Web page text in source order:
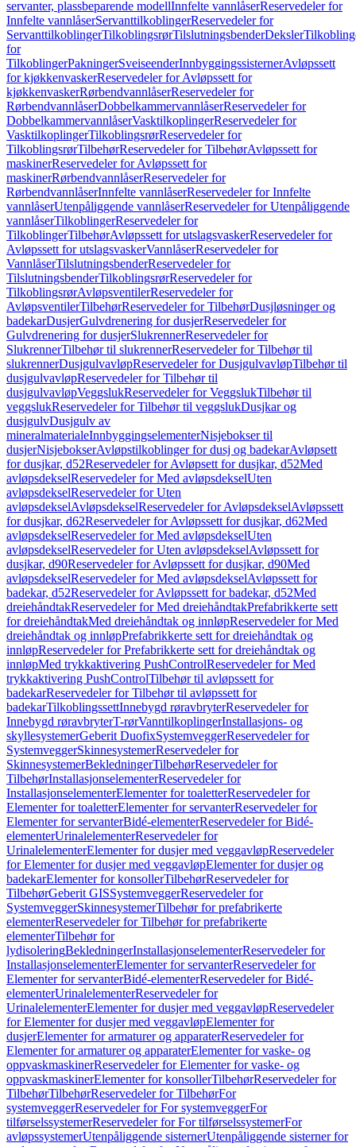
servanter, plassbeparende modellInnfelte vannlåserReservedeler for
Innfelte vannlåserServanttilkoblingerReservedeler for
ServanttilkoblingerTilkoblingsrørTilslutningsbenderDeksler
for
TilkoblingerPakningerSveiseenderInnbyggingssisternerAvløpssett
for kjøkkenvaskerReservedeler for Avløpssett for
kjøkkenvaskerRørbendvannlåserReservedeler for
RørbendvannlåserDobbelkammervannlåserReservedeler for
DobbelkammervannlåserVasktilkoplingerReservedeler for
VasktilkoplingerTilkoblingsrørReservedeler for
TilkoblingsrørTilbehørReservedeler for TilbehørAvløpssett for
maskinerReservedeler for Avløpssett for
maskinerRørbendvannlåserReservedeler for
RørbendvannlåserInnfelte vannlåserReservedeler for Innfelte
vannlåserUtenpåliggende vannlåserReservedeler for Utenpåliggende
vannlåserTilkoblingerReservedeler for
TilkoblingerTilbehørAvløpssett for utslagsvaskerReservedeler for
Avløpssett for utslagsvaskerVannlåserReservedeler for
VannlåserTilslutningsbenderReservedeler for
TilslutningsbenderTilkoblingsrørReservedeler for
TilkoblingsrørAvløpsventilerReservedeler for
AvløpsventilerTilbehørReservedeler for TilbehørDusjløsninger og
badekarDusjerGulvdrenering for dusjerReservedeler for
Gulvdrenering for dusjerSlukrennerReservedeler for
SlukrennerTilbehør til slukrennerReservedeler for Tilbehør til
slukrennerDusjgulvavløpReservedeler for DusjgulvavløpTilbehør til
dusjgulvavløpReservedeler for Tilbehør til
dusjgulvavløpVeggslukReservedeler for VeggslukTilbehør til
veggslukReservedeler for Tilbehør til veggslukDusjkar og
dusjgulvDusjgulv av
mineralmaterialeInnbyggingselementerNisjebokser til
dusjerNisjebokserAvløpstilkoblinger for dusj og badekarAvløpsett
for dusjkar, d52Reservedeler for Avløpsett for dusjkar, d52Med
avløpsdekselReservedeler for Med avløpsdekselUten
avløpsdekselReservedeler for Uten
avløpsdekselAvløpsdekselReservedeler for AvløpsdekselAvløpssett
for dusjkar, d62Reservedeler for Avløpssett for dusjkar, d62Med
avløpsdekselReservedeler for Med avløpsdekselUten
avløpsdekselReservedeler for Uten avløpsdekselAvløpssett for
dusjkar, d90Reservedeler for Avløpssett for dusjkar, d90Med
avløpsdekselReservedeler for Med avløpsdekselAvløpssett for
badekar, d52Reservedeler for Avløpssett for badekar, d52Med
dreiehåndtakReservedeler for Med dreiehåndtakPrefabrikkerte sett
for dreiehåndtakMed dreiehåndtak og innløpReservedeler for Med
dreiehåndtak og innløpPrefabrikkerte sett for dreiehåndtak og
innløpReservedeler for Prefabrikkerte sett for dreiehåndtak og
innløpMed trykkaktivering PushControlReservedeler for Med
trykkaktivering PushControlTilbehør til avløpssett for
badekarReservedeler for Tilbehør til avløpssett for
badekarTilkoblingssettInnebygd røravbryterReservedeler for
Innebygd røravbryterT-rørVanntilkoplingerInstallasjons- og
skyllesystemerGeberit DuofixSystemveggerReservedeler for
SystemveggerSkinnesystemerReservedeler for
SkinnesystemerBekledningerTilbehørReservedeler for
TilbehørInstallasjonselementerReservedeler for
InstallasjonselementerElementer for toaletterReservedeler for
Elementer for toaletterElementer for servanterReservedeler for
Elementer for servanterBidé-elementerReservedeler for Bidé-
elementerUrinalelementerReservedeler for
UrinalelementerElementer for dusjer med veggavløpReservedeler
for Elementer for dusjer med veggavløpElementer for dusjer og
badekarElementer for konsollerTilbehørReservedeler for
TilbehørGeberit GISSystemveggerReservedeler for
SystemveggerSkinnesystemerTilbehør for prefabrikerte
elementerReservedeler for Tilbehør for prefabrikerte
elementerTilbehør for
lydisoleringBekledningerInstallasjonselementerReservedeler for
InstallasjonselementerElementer for servanterReservedeler for
Elementer for servanterBidé-elementerReservedeler for Bidé-
elementerUrinalelementerReservedeler for
UrinalelementerElementer for dusjer med veggavløpReservedeler
for Elementer for dusjer med veggavløpElementer for
dusjerElementer for armaturer og apparaterReservedeler for
Elementer for armaturer og apparaterElementer for vaske- og
oppvaskmaskinerReservedeler for Elementer for vaske- og
oppvaskmaskinerElementer for konsollerTilbehørReservedeler for
TilbehørTilbehørReservedeler for TilbehørFor
systemveggerReservedeler for For systemveggerFor
tilførselssystemerReservedeler for For tilførselssystemerFor
avløpssystemerUtenpåliggende sisternerUtenpåliggende sisterner for